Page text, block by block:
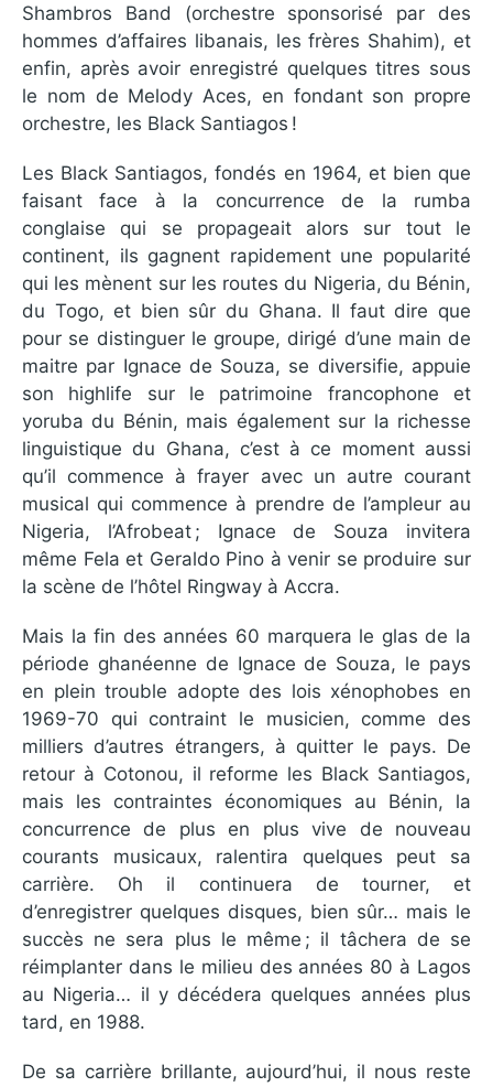
Shambros Band (orchestre sponsorisé par des
hommes d’affaires libanais, les frères Shahim), et
enfin, après avoir enregistré quelques titres sous
le nom de Melody Aces, en fondant son propre
orchestre, les Black Santiagos !
Les Black Santiagos, fondés en 1964, et bien que
faisant face à la concurrence de la rumba
conglaise qui se propageait alors sur tout le
continent, ils gagnent rapidement une popularité
qui les mènent sur les routes du Nigeria, du Bénin,
du Togo, et bien sûr du Ghana. Il faut dire que
pour se distinguer le groupe, dirigé d’une main de
maitre par Ignace de Souza, se diversifie, appuie
son highlife sur le patrimoine francophone et
yoruba du Bénin, mais également sur la richesse
linguistique du Ghana, c’est à ce moment aussi
qu’il commence à frayer avec un autre courant
musical qui commence à prendre de l’ampleur au
Nigeria, l’Afrobeat ; Ignace de Souza invitera
même Fela et Geraldo Pino à venir se produire sur
la scène de l’hôtel Ringway à Accra.
Mais la fin des années 60 marquera le glas de la
période ghanéenne de Ignace de Souza, le pays
en plein trouble adopte des lois xénophobes en
1969-70 qui contraint le musicien, comme des
milliers d’autres étrangers, à quitter le pays. De
retour à Cotonou, il reforme les Black Santiagos,
mais les contraintes économiques au Bénin, la
concurrence de plus en plus vive de nouveau
courants musicaux, ralentira quelques peut sa
carrière. Oh il continuera de tourner, et
d’enregistrer quelques disques, bien sûr… mais le
succès ne sera plus le même ; il tâchera de se
réimplanter dans le milieu des années 80 à Lagos
au Nigeria… il y décédera quelques années plus
tard, en 1988.
De sa carrière brillante, aujourd’hui, il nous reste